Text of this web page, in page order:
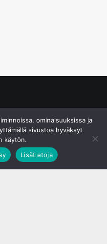
ominaisuuksissa ja
sivustoa hyväksyt
käytön.
Lisätietoja